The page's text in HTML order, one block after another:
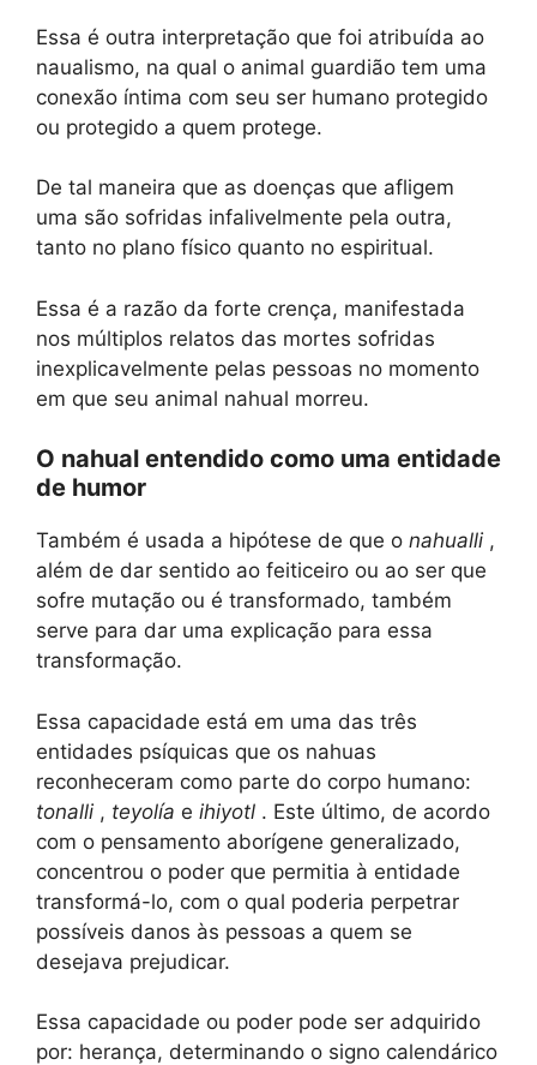
Essa é outra interpretação que foi atribuída ao
naualismo, na qual o animal guardião tem uma
conexão íntima com seu ser humano protegido
ou protegido a quem protege.
De tal maneira que as doenças que afligem
uma são sofridas infalivelmente pela outra,
tanto no plano físico quanto no espiritual.
Essa é a razão da forte crença, manifestada
nos múltiplos relatos das mortes sofridas
inexplicavelmente pelas pessoas no momento
em que seu animal nahual morreu.
O nahual entendido como uma entidade
de humor
Também é usada a hipótese de que o nahualli ,
além de dar sentido ao feiticeiro ou ao ser que
sofre mutação ou é transformado, também
serve para dar uma explicação para essa
transformação.
Essa capacidade está em uma das três
entidades psíquicas que os nahuas
reconheceram como parte do corpo humano:
tonalli , teyolía e ihiyotl . Este último, de acordo
com o pensamento aborígene generalizado,
concentrou o poder que permitia à entidade
transformá-lo, com o qual poderia perpetrar
possíveis danos às pessoas a quem se
desejava prejudicar.
Essa capacidade ou poder pode ser adquirido
por: herança, determinando o signo calendárico